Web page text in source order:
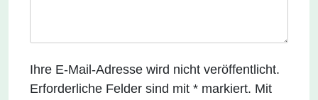
Ihre E-Mail-Adresse wird nicht veröffentlicht.
Erforderliche Felder sind mit * markiert. Mit